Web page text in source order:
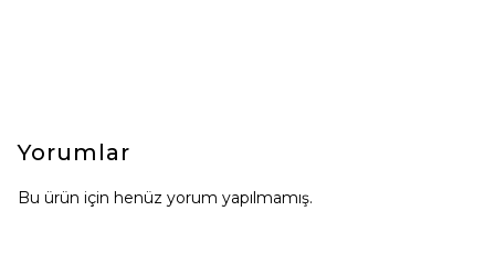
Yorumlar
Bu ürün için henüz yorum yapılmamış.